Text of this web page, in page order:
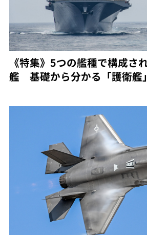
《特集》5つの艦種で構成さ
艦 基礎から分かる「護衛艦